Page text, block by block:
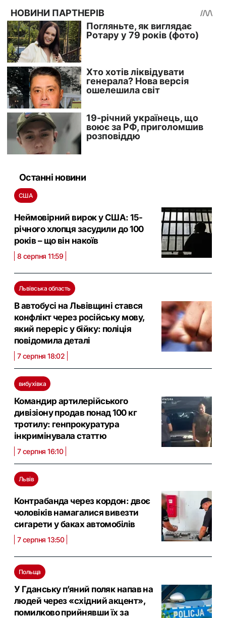
Останні новини
США
Неймовірний вирок у США: 15-
річного хлопця засудили до 100
років – що він накоїв
8 серпня 11:59
Львівська область
В автобусі на Львівщині стався
конфлікт через російську мову,
який переріс у бійку: поліція
повідомила деталі
7 серпня 18:02
вибухівка
Командир артилерійського
дивізіону продав понад 100 кг
тротилу: генпрокуратура
інкримінувала статтю
7 серпня 16:10
Львів
Контрабанда через кордон: двоє
чоловіків намагалися вивезти
сигарети у баках автомобілів
7 серпня 13:50
Польща
У Гданську п’яний поляк напав на
людей через «східний акцент»,
помилково прийнявши їх за